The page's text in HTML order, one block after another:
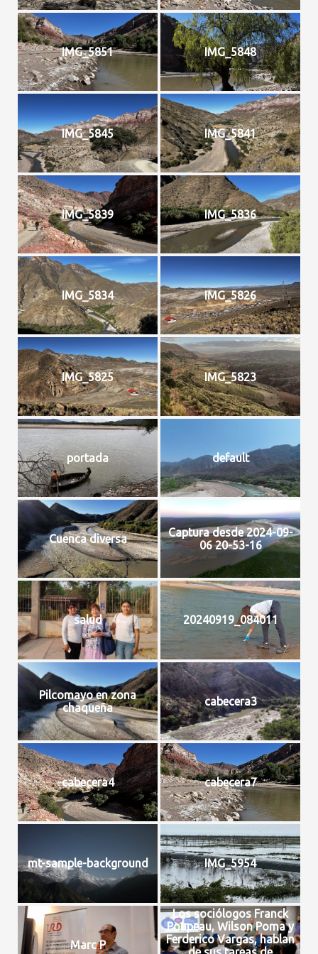
IMG_5851 IMG_5848
IMG_5845 IMG_5841
IMG_5839 IMG_5836
IMG_5834 IMG_5826
IMG_5825 IMG_5823
portada default
Cuenca diversa
Captura desde 2024-09-
06 20-53-16
salud 20240919_084011
Pilcomayo en zona
chaqueña
cabecera3
cabecera4 cabecera7
mt-sample-background IMG_5954
Marc P
Los sociólogos Franck
Poupeau, Wilson Poma y
Ferderico Vargas, hablan